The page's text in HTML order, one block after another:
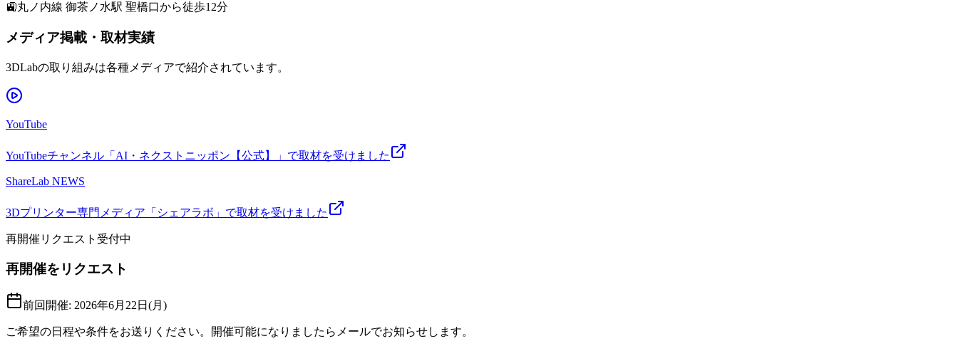
🚉丸ノ内線 御茶ノ水駅 聖橋口から徒歩12分
メディア掲載・取材実績
3DLabの取り組みは各種メディアで紹介されています。
YouTube
YouTubeチャンネル「AI・ネクストニッポン【公式】」で取材を受けました
ShareLab NEWS
3Dプリンター専門メディア「シェアラボ」で取材を受けました
再開催リクエスト受付中
再開催をリクエスト
前回開催: 2026年6月22日(月)
ご希望の日程や条件をお送りください。開催可能になりましたらメールでお知らせします。